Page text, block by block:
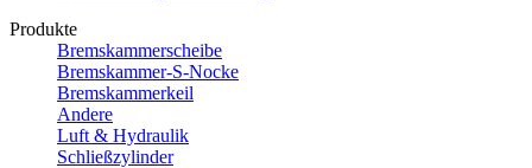
Produkte
Bremskammerscheibe
Bremskammer-S-Nocke
Bremskammerkeil
Andere
Luft & Hydraulik
Schließzylinder